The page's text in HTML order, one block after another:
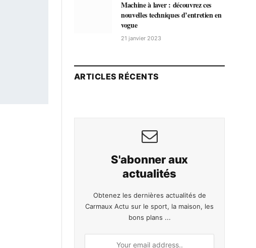
Machine à laver : découvrez ces
nouvelles techniques d’entretien en
vogue
21 janvier 2023
ARTICLES RÉCENTS
S'abonner aux
actualités
Obtenez les dernières actualités de
Carmaux Actu sur le sport, la maison, les
bons plans ...